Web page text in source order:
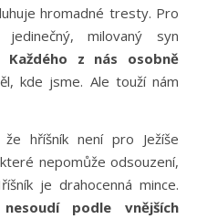
hromadné tresty. Pro
milovaný syn
Každého z nás osobně
kde jsme. Ale touží nám
hříšník není pro Ježíše
nepomůže odsouzení,
je drahocenná mince.
nesoudí podle vnějších